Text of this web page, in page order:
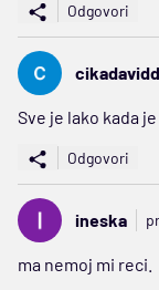
Odgovori
Sve je lako kada
Odgovori
ineska
ma nemoj mi reci.